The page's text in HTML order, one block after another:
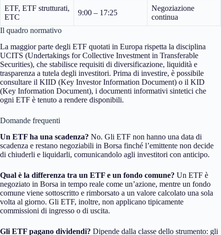
ETF, ETF strutturati,
ETC
9:00 – 17:25
Negoziazione
continua
Il quadro normativo
La maggior parte degli ETF quotati in Europa rispetta la disciplina
UCITS (Undertakings for Collective Investment in Transferable
Securities), che stabilisce requisiti di diversificazione, liquidità e
trasparenza a tutela degli investitori. Prima di investire, è possibile
consultare il KIID (Key Investor Information Document) o il KID
(Key Information Document), i documenti informativi sintetici che
ogni ETF è tenuto a rendere disponibili.
Domande frequenti
Un ETF ha una scadenza? No. Gli ETF non hanno una data di
scadenza e restano negoziabili in Borsa finché l’emittente non decide
di chiuderli e liquidarli, comunicandolo agli investitori con anticipo.
Qual è la differenza tra un ETF e un fondo comune? Un ETF è
negoziato in Borsa in tempo reale come un’azione, mentre un fondo
comune viene sottoscritto e rimborsato a un valore calcolato una sola
volta al giorno. Gli ETF, inoltre, non applicano tipicamente
commissioni di ingresso o di uscita.
Gli ETF pagano dividendi? Dipende dalla classe dello strumento: gli